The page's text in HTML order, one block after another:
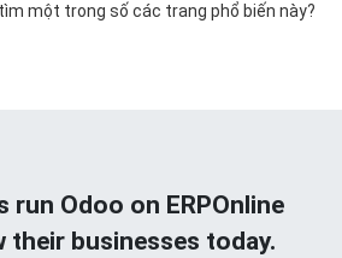
một trong số các trang phổ biến này?
run Odoo on ERPOnline
businesses today.